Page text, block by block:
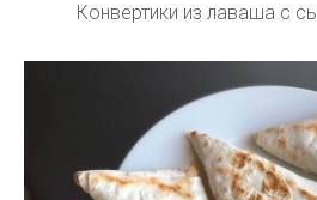
Конвертики из лаваша с